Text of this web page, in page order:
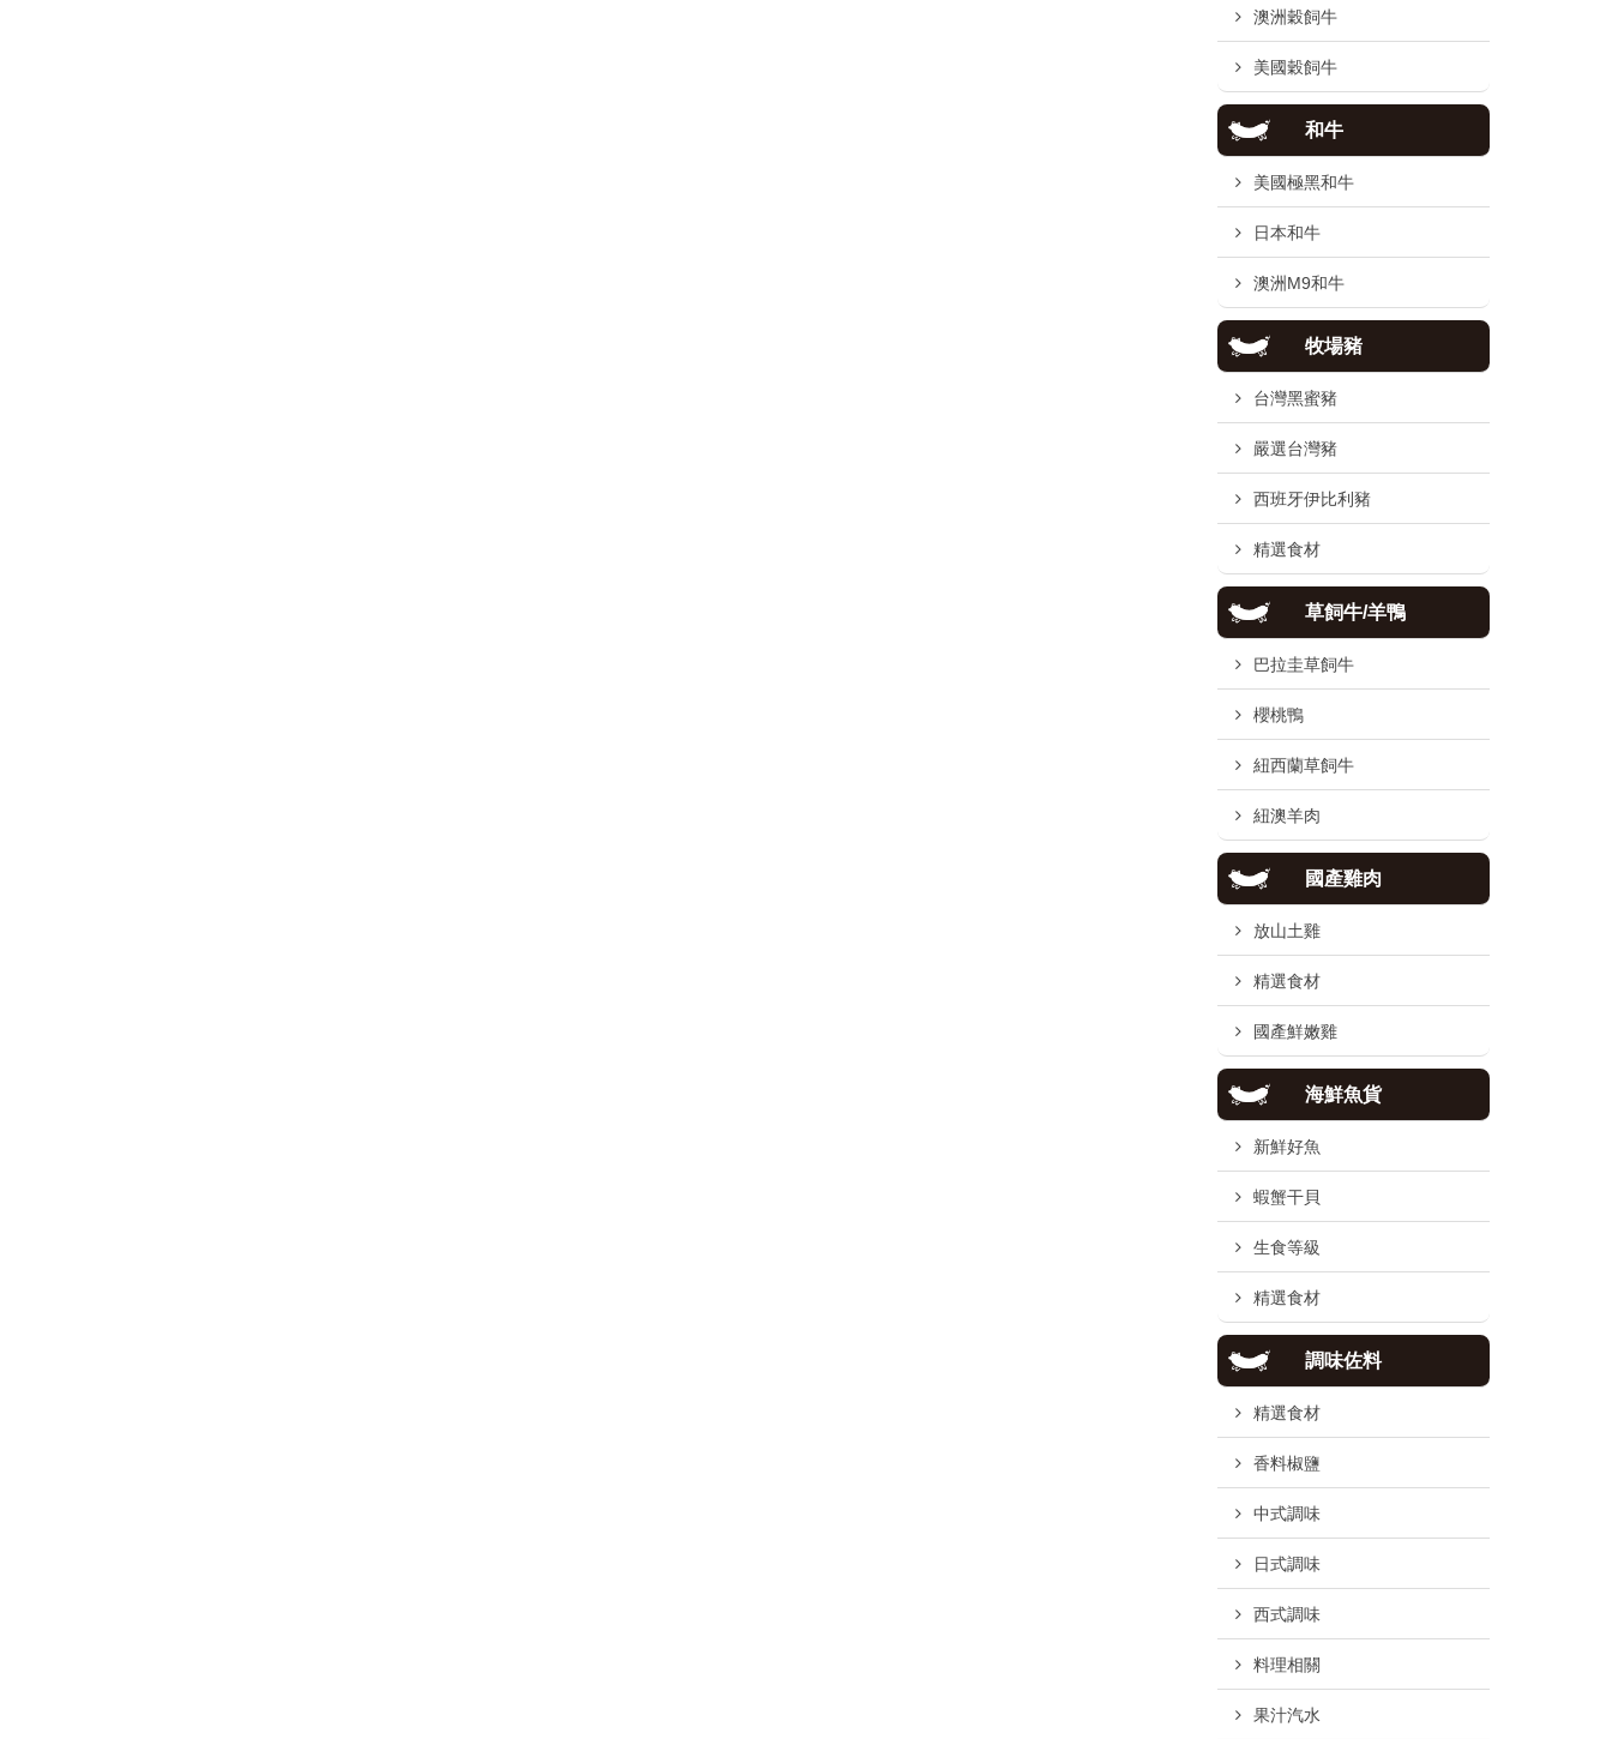
澳洲穀飼牛
美國穀飼牛
和牛
美國極黑和牛
日本和牛
澳洲M9和牛
牧場豬
台灣黑蜜豬
嚴選台灣豬
西班牙伊比利豬
精選食材
草飼牛/羊鴨
巴拉圭草飼牛
櫻桃鴨
紐西蘭草飼牛
紐澳羊肉
國產雞肉
放山土雞
精選食材
國產鮮嫩雞
海鮮魚貨
新鮮好魚
蝦蟹干貝
生食等級
精選食材
調味佐料
精選食材
香料椒鹽
中式調味
日式調味
西式調味
料理相關
果汁汽水